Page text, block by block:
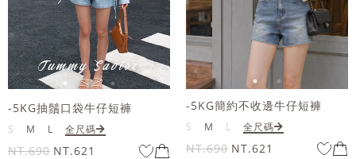
-5KG抽鬚口袋牛仔短褲
S M L 全尺碼
NT.690 NT.621
-5KG簡約不收邊牛仔短褲
S M L 全尺碼
NT.690 NT.621